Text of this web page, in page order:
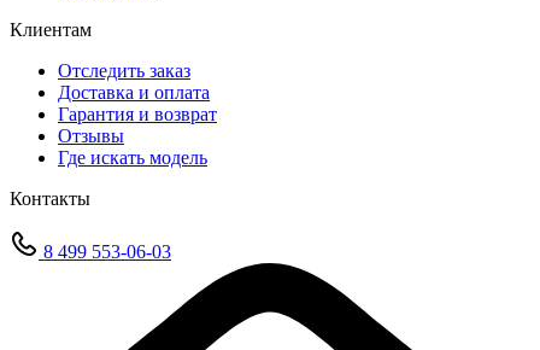
Клиентам
Отследить заказ
Доставка и оплата
Гарантия и возврат
Отзывы
Где искать модель
Контакты
8 499 553-06-03